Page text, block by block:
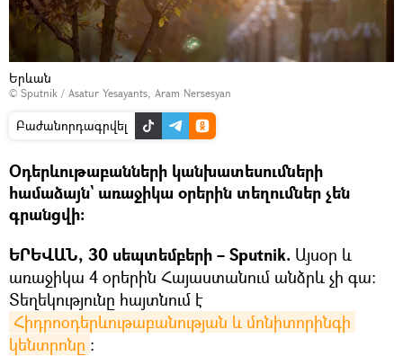
Երևան
© Sputnik / Asatur Yesayants, Aram Nersesyan
Բաժանորդագրվել
Օդերևութաբանների կանխատեսումների
համաձայն` առաջիկա օրերին տեղումներ չեն
գրանցվի։
ԵՐԵՎԱՆ, 30 սեպտեմբերի – Sputnik. Այսօր և
առաջիկա 4 օրերին Հայաստանում անձրև չի գա։
Տեղեկությունը հայտնում է
Հիդրոօդերևութաբանության և մոնիտորինգի
կենտրոնը ։